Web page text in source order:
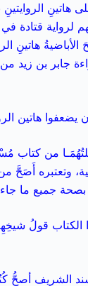
هاتينِ
لرواية قتادة
الأباضيةُ هاتينِ
جابر بن زيد من
يضعفوا هاتين
من كتاب
وتعتبره أَصَحَّ
جميع ما
قولُ
الشريف أصحُّ